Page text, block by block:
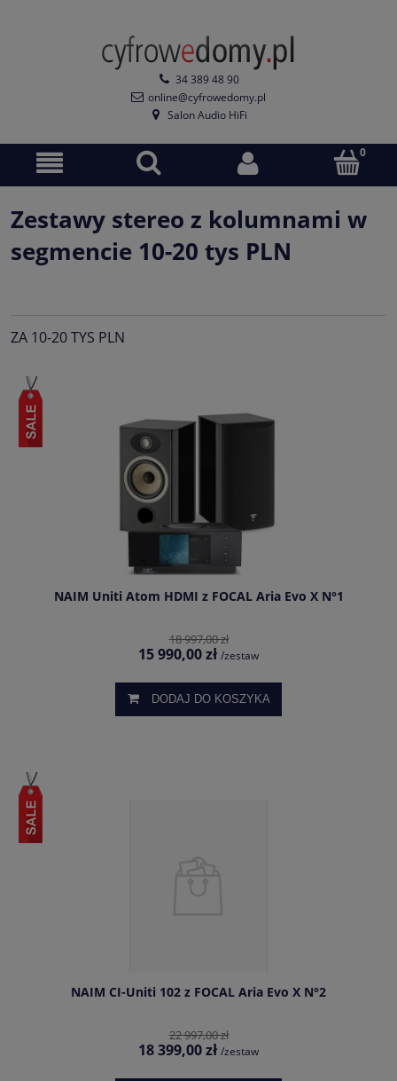
34 389 48 90
online@cyfrowedomy.pl
Salon Audio HiFi
Zestawy stereo z kolumnami w
segmencie 10-20 tys PLN
ZA 10-20 TYS PLN
NAIM Uniti Atom HDMI z FOCAL Aria Evo X N°1
18 997,00 zł
15 990,00 zł /zestaw
DODAJ DO KOSZYKA
NAIM CI-Uniti 102 z FOCAL Aria Evo X N°2
22 997,00 zł
18 399,00 zł /zestaw